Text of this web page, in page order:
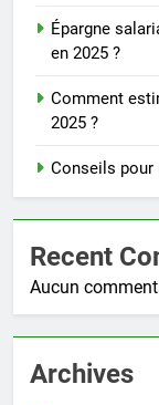
Épargne
en 2025 ?
Comment
2025 ?
Conseils pour
Recent
Aucun
Archives